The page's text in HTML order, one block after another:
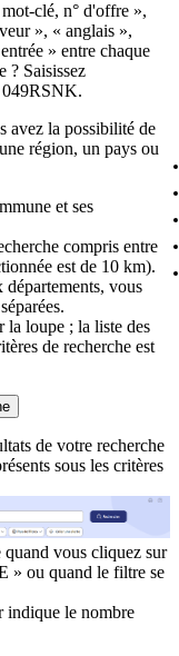
clé, n° d'offre »,
», « anglais »,
» entre chaque
? Saisissez
049RSNK.
avez la possibilité de
région, un pays ou
et ses
compris entre
est de 10 km).
départements, vous
la loupe ; la liste des
de recherche est
de votre recherche
sous les critères
quand vous cliquez sur
ou quand le filtre se
indique le nombre